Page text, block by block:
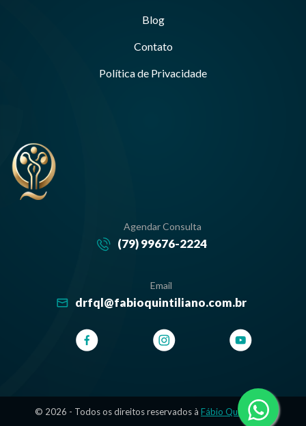
Blog
Contato
Política de Privacidade
Agendar Consulta
(79) 99676-2224
Email
drfql@fabioquintiliano.com.br
© 2026 - Todos os direitos reservados à Fábio Quintiliano